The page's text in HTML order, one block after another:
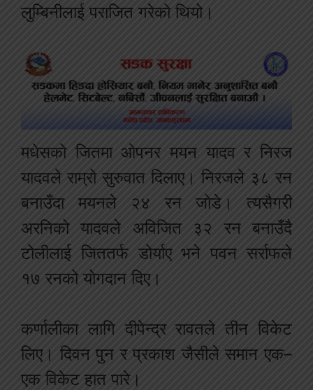
लुम्बिनीलाई पराजित गरेको थियो।
मधेसको जितमा ओपनर मयन यादव र निरज
यादवले राम्रो सुरुवात दिलाए। निरजले ३८ रन
बनाउँदा मयनले २४ रन जोडे। त्यसैगरी
अरनिको यादवले अविजित ३२ रन बनाउँदै
टोलीलाई जिततर्फ डोर्याए भने पवन सर्राफले
१७ रनको योगदान दिए।
कर्णालीका लागि दीपेन्द्र रावतले तीन विकेट
लिए। दिवन पुन र प्रकाश जैसीले समान एक–
एक विकेट हात पारे।